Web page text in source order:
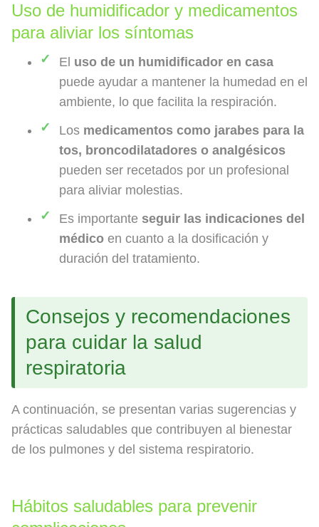
Uso de humidificador y medicamentos
para aliviar los síntomas
El uso de un humidificador en casa
puede ayudar a mantener la humedad en el
ambiente, lo que facilita la respiración.
Los medicamentos como jarabes para la
tos, broncodilatadores o analgésicos
pueden ser recetados por un profesional
para aliviar molestias.
Es importante seguir las indicaciones del
médico en cuanto a la dosificación y
duración del tratamiento.
Consejos y recomendaciones
para cuidar la salud
respiratoria
A continuación, se presentan varias sugerencias y
prácticas saludables que contribuyen al bienestar
de los pulmones y del sistema respiratorio.
Hábitos saludables para prevenir